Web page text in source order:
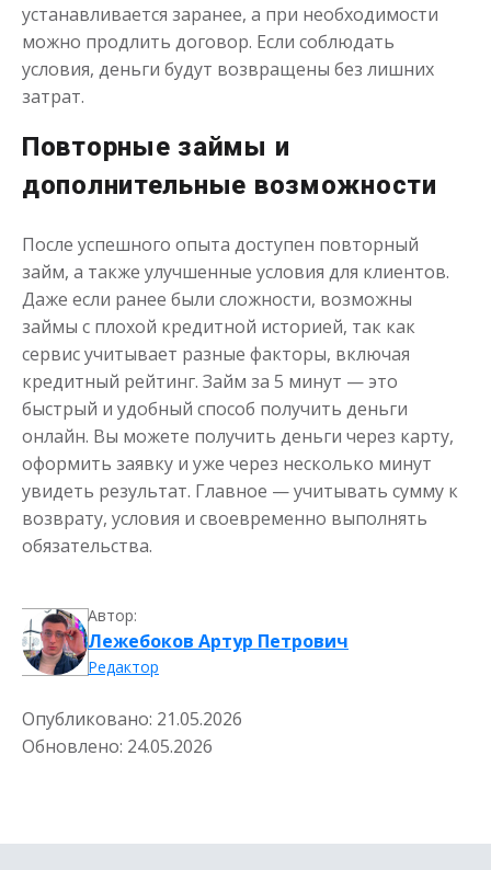
Получить
Переведём в долг
Сумма до50 000₽
Срок от 1до 21 дня
Получить
Сумма до50 000
Срок
Получить
устанавливается заранее, а при необходимости
можно продлить договор. Если соблюдать
условия, деньги будут возвращены без лишних
затрат.
Повторные займы и
дополнительные возможности
После успешного опыта доступен повторный
займ, а также улучшенные условия для клиентов.
Даже если ранее были сложности, возможны
займы с плохой кредитной историей, так как
сервис учитывает разные факторы, включая
кредитный рейтинг. Займ за 5 минут — это
быстрый и удобный способ получить деньги
онлайн. Вы можете получить деньги через карту,
оформить заявку и уже через несколько минут
увидеть результат. Главное — учитывать сумму к
возврату, условия и своевременно выполнять
обязательства.
Автор:
Лежебоков Артур Петрович
Редактор
Опубликовано: 21.05.2026
Обновлено: 24.05.2026